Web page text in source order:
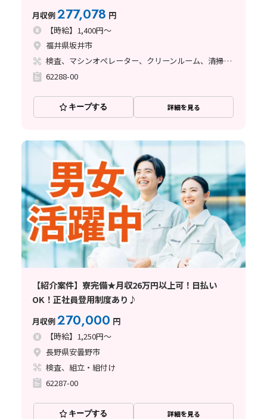
月収例277,078 円
【時給】1,400円～
福井県坂井市
検査、マシンオペレーター、クリーンルーム、清掃・洗浄、その他
62288-00
キープする 詳細を見る
【紹介案件】寮完備★月収26万円以上可！日払い
OK！正社員登用制度あり♪
月収例270,000 円
【時給】1,250円～
長野県安曇野市
検査、組立・組付け
62287-00
キープする 詳細を見る